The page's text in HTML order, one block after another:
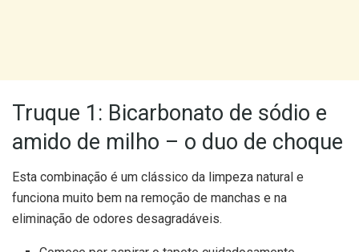
Truque 1: Bicarbonato de sódio e
amido de milho – o duo de choque
Esta combinação é um clássico da limpeza natural e
funciona muito bem na remoção de manchas e na
eliminação de odores desagradáveis.